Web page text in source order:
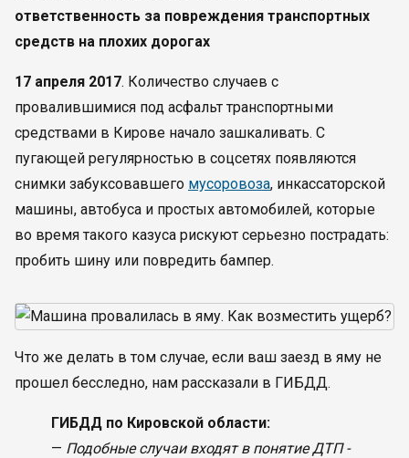
ответственность за повреждения транспортных
средств на плохих дорогах
17 апреля 2017. Количество случаев с
провалившимися под асфальт транспортными
средствами в Кирове начало зашкаливать. С
пугающей регулярностью в соцсетях появляются
снимки забуксовавшего мусоровоза, инкассаторской
машины, автобуса и простых автомобилей, которые
во время такого казуса рискуют серьезно пострадать:
пробить шину или повредить бампер.
Что же делать в том случае, если ваш заезд в яму не
прошел бесследно, нам рассказали в ГИБДД.
ГИБДД по Кировской области:
— Подобные случаи входят в понятие ДТП -